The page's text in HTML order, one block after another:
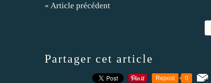
« Article précédent
Partager cet article
Repost 0